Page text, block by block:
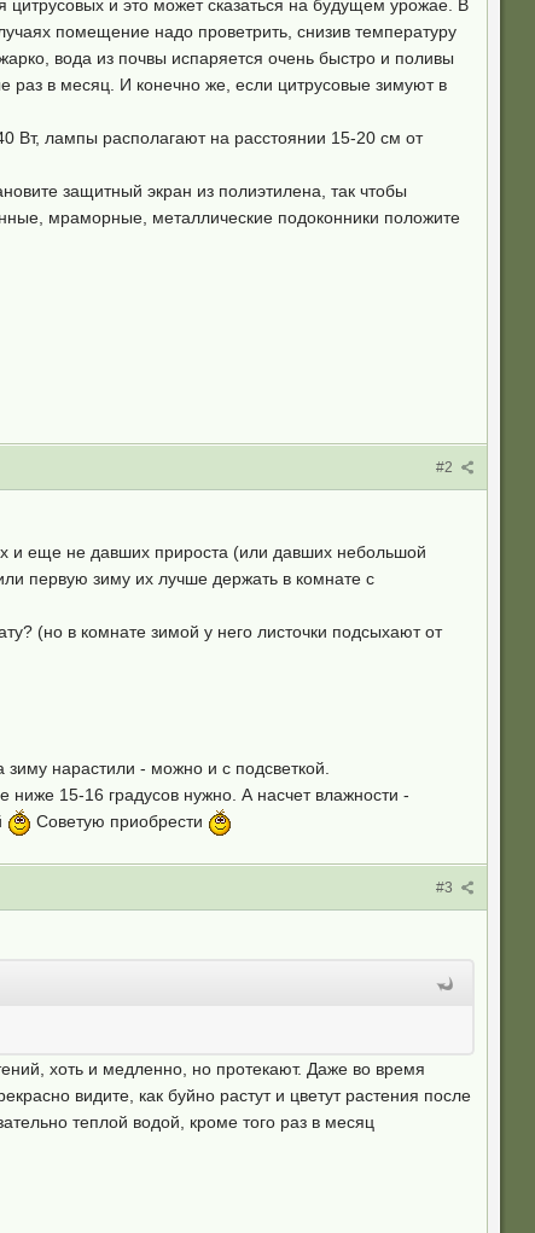
и это может сказаться на будущем урожае. В
помещение надо проветрить, снизив температуру
вода из почвы испаряется очень быстро и поливы
раз в месяц. И конечно же, если цитрусовые зимуют в
Вт, лампы располагают на расстоянии 15-20 см от
защитный экран из полиэтилена, так чтобы
мраморные, металлические подоконники положите
#2
и еще не давших прироста (или давших небольшой
первую зиму их лучше держать в комнате с
(но в комнате зимой у него листочки подсыхают от
нарастили - можно и с подсветкой.
15-16 градусов нужно. А насчет влажности -
Советую приобрести
#3
хоть и медленно, но протекают. Даже во время
видите, как буйно растут и цветут растения после
теплой водой, кроме того раз в месяц